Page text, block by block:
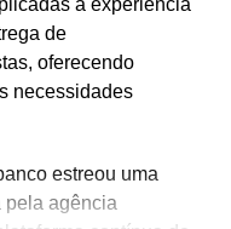
campanha de
no Shopping
de
oferecendo
necessidades
estreou uma
agência